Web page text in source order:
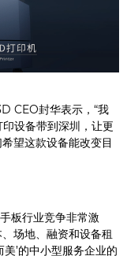
CEO封华表示，“我
设备带到深圳，让更
望这款设备能改变目
板行业竞争非常激
场地、融资和设备租
’的中小型服务企业的